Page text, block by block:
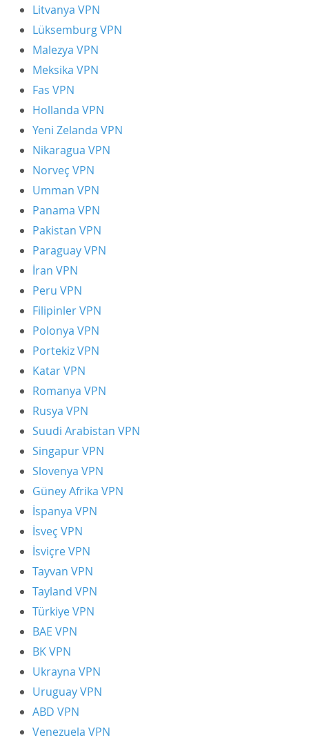
Litvanya VPN
Lüksemburg VPN
Malezya VPN
Meksika VPN
Fas VPN
Hollanda VPN
Yeni Zelanda VPN
Nikaragua VPN
Norveç VPN
Umman VPN
Panama VPN
Pakistan VPN
Paraguay VPN
İran VPN
Peru VPN
Filipinler VPN
Polonya VPN
Portekiz VPN
Katar VPN
Romanya VPN
Rusya VPN
Suudi Arabistan VPN
Singapur VPN
Slovenya VPN
Güney Afrika VPN
İspanya VPN
İsveç VPN
İsviçre VPN
Tayvan VPN
Tayland VPN
Türkiye VPN
BAE VPN
BK VPN
Ukrayna VPN
Uruguay VPN
ABD VPN
Venezuela VPN